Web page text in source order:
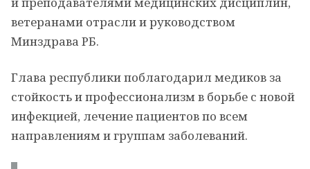
ветеранами отрасли и руководством
Минздрава РБ.
Глава республики поблагодарил медиков за
стойкость и профессионализм в борьбе с новой
инфекцией, лечение пациентов по всем
направлениям и группам заболеваний.